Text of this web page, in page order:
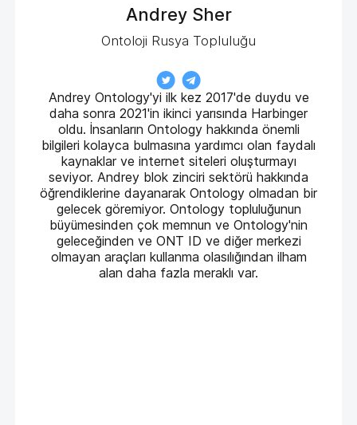
Andrey Sher
Ontoloji Rusya Topluluğu
Andrey Ontology'yi ilk kez 2017'de duydu ve
daha sonra 2021'in ikinci yarısında Harbinger
oldu. İnsanların Ontology hakkında önemli
bilgileri kolayca bulmasına yardımcı olan faydalı
kaynaklar ve internet siteleri oluşturmayı
seviyor. Andrey blok zinciri sektörü hakkında
öğrendiklerine dayanarak Ontology olmadan bir
gelecek göremiyor. Ontology topluluğunun
büyümesinden çok memnun ve Ontology'nin
geleceğinden ve ONT ID ve diğer merkezi
olmayan araçları kullanma olasılığından ilham
alan daha fazla meraklı var.